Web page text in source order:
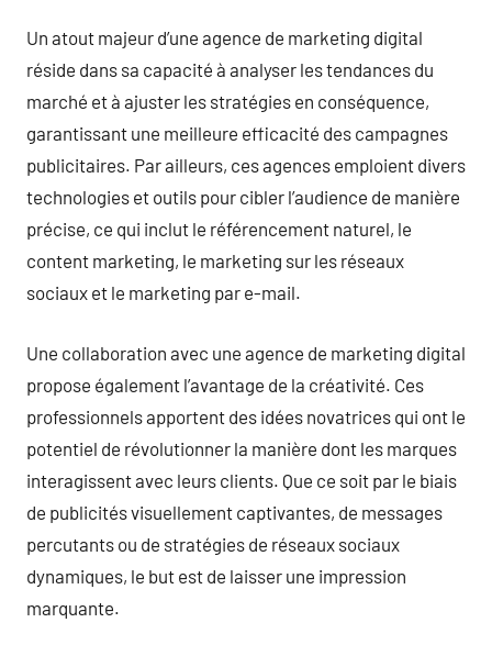
Un atout majeur d’une agence de marketing digital
réside dans sa capacité à analyser les tendances du
marché et à ajuster les stratégies en conséquence,
garantissant une meilleure efficacité des campagnes
publicitaires. Par ailleurs, ces agences emploient divers
technologies et outils pour cibler l’audience de manière
précise, ce qui inclut le référencement naturel, le
content marketing, le marketing sur les réseaux
sociaux et le marketing par e-mail.
Une collaboration avec une agence de marketing digital
propose également l’avantage de la créativité. Ces
professionnels apportent des idées novatrices qui ont le
potentiel de révolutionner la manière dont les marques
interagissent avec leurs clients. Que ce soit par le biais
de publicités visuellement captivantes, de messages
percutants ou de stratégies de réseaux sociaux
dynamiques, le but est de laisser une impression
marquante.